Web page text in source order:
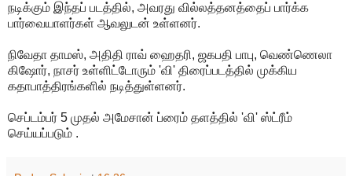
நடிக்கும் இந்தப் படத்தில், அவரது வில்லத்தனத்தைப் பார்க்க
பார்வையாளர்கள் ஆவலுடன் உள்ளனர்.
நிவேதா தாமஸ், அதிதி ராவ் ஹைதரி, ஜகபதி பாபு, வெண்ணெலா
கிஷோர், நாசர் உள்ளிட்டோரும் 'வி' திரைப்படத்தில் முக்கிய
கதாபாத்திரங்களில் நடித்துள்ளனர்.
செப்டம்பர் 5 முதல் அமேசான் ப்ரைம் தளத்தில் 'வி' ஸ்ட்ரீம்
செய்யப்படும் .